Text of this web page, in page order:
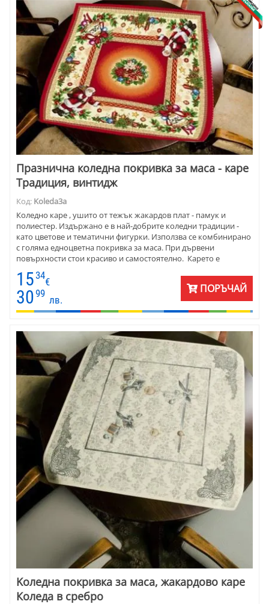
Празнична коледна покривка за маса - каре
Традиция, винтидж
Код: Koleda3a
Коледно каре , ушито от тежък жакардов плат - памук и
полиестер. Издържано е в най-добрите коледни традиции -
като цветове и тематични фигурки. Използва се комбинирано
с голяма едноцветна покривка за маса. При дървени
повърхности стои красиво и самостоятелно. Карето е
прекрасен подарък за Коледа и Нова година , както и за
именните дни през зимата.
15 34
€
3099
лв.
ПОРЪЧАЙ
Kоледна покривка за маса, жакардово каре
Коледа в сребро